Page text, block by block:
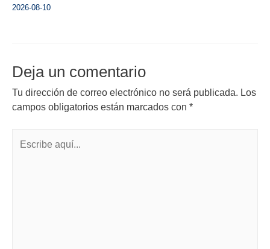
2026-08-10
Deja un comentario
Tu dirección de correo electrónico no será publicada. Los
campos obligatorios están marcados con *